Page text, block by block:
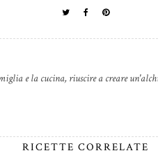
e la cucina, riuscire a creare
RICETTE CORRELATE